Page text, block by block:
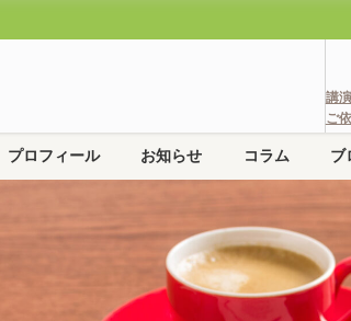
講
ご
プロフィール お知らせ コラム ブ